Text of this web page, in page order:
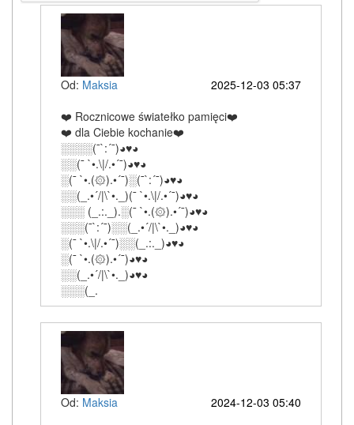
Od: Maksia
2025-12-03 05:37
❤️ Rocznicowe światełko pamięci❤️
❤️ dla Ciebie kochanie❤️
░░░░(¯`:´¯)◕♥◕
░░(¯ `•.\|/.•´¯)◕♥◕
░(¯ `•.(۞).•´¯)░(¯`:´¯)◕♥◕
░░(_.•´/|\`•._)(¯ `•.\|/.•´¯)◕♥◕
░░░ (_.:._).░(¯ `•.(۞).•´¯)◕♥◕
░░░(¯`:´¯)░░(_.•´/|\`•._)◕♥◕
░(¯ `•.\|/.•´¯)░░(_.:._)◕♥◕
░(¯ `•.(۞).•´¯)◕♥◕
░░(_.•´/|\`•._)◕♥◕
░░░(_.
Od: Maksia
2024-12-03 05:40